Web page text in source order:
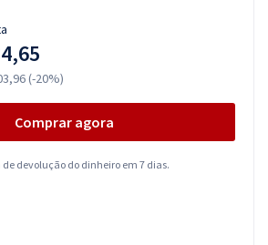
(-20%)
Comprar agora
devolução do dinheiro em 7 dias.